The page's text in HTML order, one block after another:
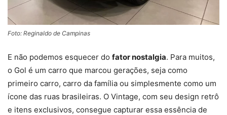
Foto: Reginaldo de Campinas
E não podemos esquecer do fator nostalgia. Para muitos,
o Gol é um carro que marcou gerações, seja como
primeiro carro, carro da família ou simplesmente como um
ícone das ruas brasileiras. O Vintage, com seu design retrô
e itens exclusivos, consegue capturar essa essência de